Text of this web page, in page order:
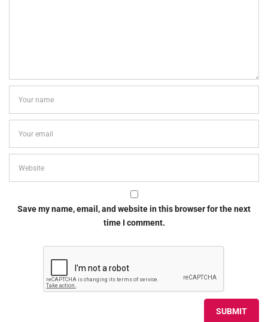
Save my name, email, and website in this browser for the next
time I comment.